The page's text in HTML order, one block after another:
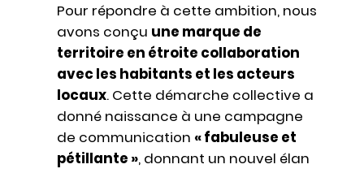
Pour répondre à cette ambition, nous
avons conçu une marque de
territoire en étroite collaboration
avec les habitants et les acteurs
locaux. Cette démarche collective a
donné naissance à une campagne
de communication « fabuleuse et
pétillante », donnant un nouvel élan